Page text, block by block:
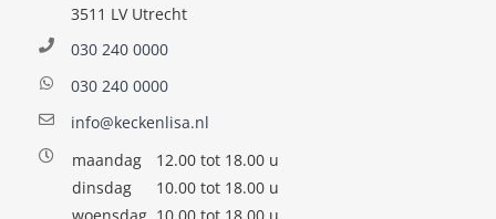
3511 LV Utrecht
030 240 0000
030 240 0000
info@keckenlisa.nl
maandag
12.00 tot 18.00 u
dinsdag
10.00 tot 18.00 u
woensdag 10.00 tot 18.00 u